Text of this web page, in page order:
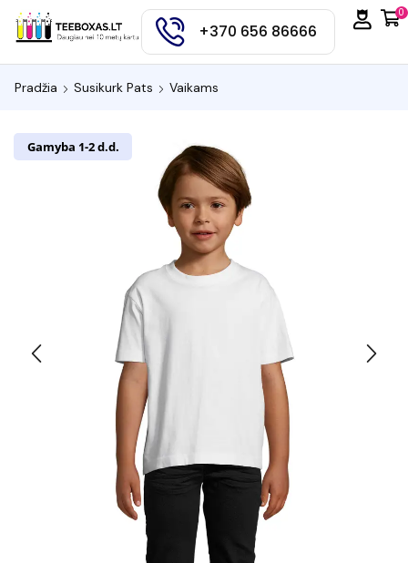
+370 656 86666
0
Pradžia Susikurk Pats Vaikams
Gamyba 1-2 d.d.